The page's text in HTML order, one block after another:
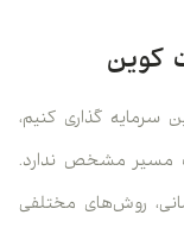
کوین
سرمایه گذاری کنیم،
یک مسیر مشخص ندارد.
روش‌های مختلفی